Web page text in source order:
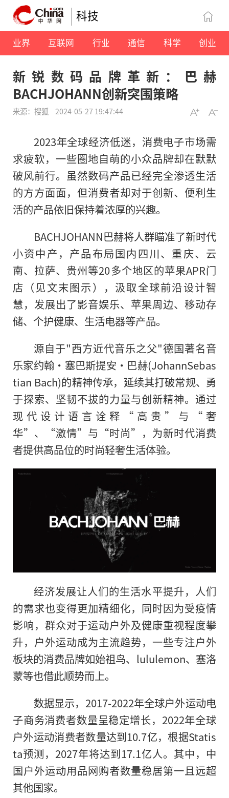
科技
业界 互联网 行业 通信 科学 创业
新锐数码品牌革新：巴赫
BACHJOHANN创新突围策略
来源：搜狐 2024-05-27 19:47:44
2023年全球经济低迷，消费电子市场需
求疲软，一些圈地自萌的小众品牌却在默默
破风前行。虽然数码产品已经完全渗透生活
的方方面面，但消费者却对于创新、便利生
活的产品依旧保持着浓厚的兴趣。
BACHJOHANN巴赫将人群瞄准了新时代
小资中产，产品布局国内四川、重庆、云
南、拉萨、贵州等20多个地区的苹果APR门
店（见文末图示），汲取全球前沿设计智
慧，发展出了影音娱乐、苹果周边、移动存
储、个护健康、生活电器等产品。
源自于"西方近代音乐之父"德国著名音
乐家约翰·塞巴斯提安·巴赫(JohannSebas
tian Bach)的精神传承，延续其打破常规、勇
于探索、坚韧不拔的力量与创新精神。通过
现代设计语言诠释“高贵”与“奢
华”、“激情”与“时尚”，为新时代消费
者提供高品位的时尚轻奢生活体验。
经济发展让人们的生活水平提升，人们
的需求也变得更加精细化，同时因为受疫情
影响，群众对于运动户外及健康重视程度攀
升，户外运动成为主流趋势，一些专注户外
板块的消费品牌如始祖鸟、lululemon、塞洛
蒙等也借此顺势而上。
数据显示，2017-2022年全球户外运动电
子商务消费者数量呈稳定增长，2022年全球
户外运动消费者数量达到10.7亿，根据Statis
ta预测，2027年将达到17.1亿人。其中，中
国户外运动用品网购者数量稳居第一且远超
其他国家。